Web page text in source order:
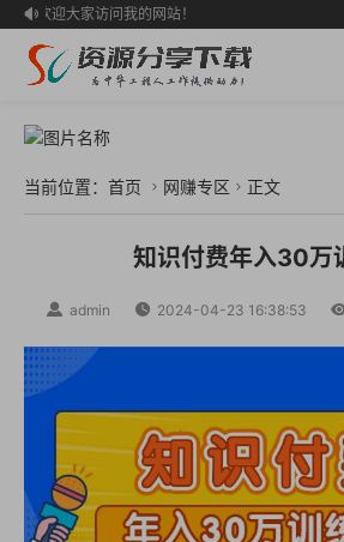

欢迎大家访问我的网站！
当前位置： 首页  网赚专区  正文
知识付费年入30万
 admin  2024-04-23 16:38:53